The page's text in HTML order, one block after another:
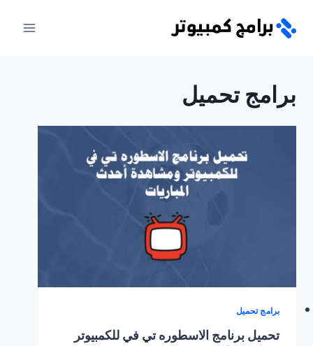
إلى
برامج تحميل
برامج تحميل
تحميل برنامج الاسطوره تي في للكمبيوتر